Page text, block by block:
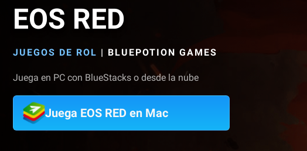
EOS RED
JUEGOS DE ROL | BLUEPOTION GAMES
Juega en PC con BlueStacks o desde la nube
Juega EOS RED en Mac